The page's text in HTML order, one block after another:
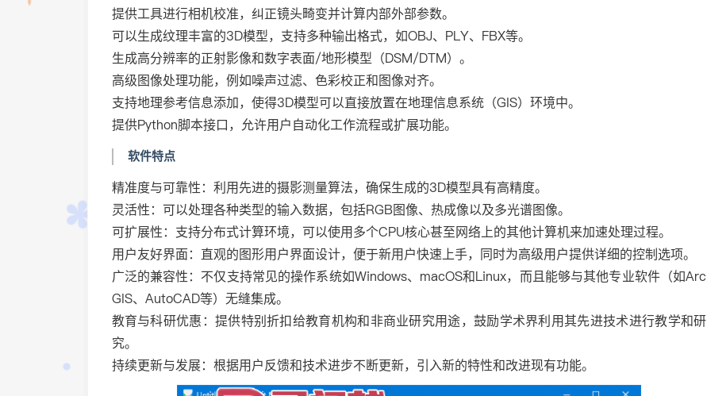
提供工具进行相机校准，纠正镜头畸变并计算内部外部参数。
可以生成纹理丰富的3D模型，支持多种输出格式，如OBJ、PLY、FBX等。
生成高分辨率的正射影像和数字表面/地形模型（DSM/DTM）。
高级图像处理功能，例如噪声过滤、色彩校正和图像对齐。
支持地理参考信息添加，使得3D模型可以直接放置在地理信息系统（GIS）环境中。
提供Python脚本接口，允许用户自动化工作流程或扩展功能。
软件特点
精准度与可靠性：利用先进的摄影测量算法，确保生成的3D模型具有高精度。
灵活性：可以处理各种类型的输入数据，包括RGB图像、热成像以及多光谱图像。
可扩展性：支持分布式计算环境，可以使用多个CPU核心甚至网络上的其他计算机来加速处理过程。
用户友好界面：直观的图形用户界面设计，便于新用户快速上手，同时为高级用户提供详细的控制选项。
广泛的兼容性：不仅支持常见的操作系统如Windows、macOS和Linux，而且能够与其他专业软件（如Arc
GIS、AutoCAD等）无缝集成。
教育与科研优惠：提供特别折扣给教育机构和非商业研究用途，鼓励学术界利用其先进技术进行教学和研
究。
持续更新与发展：根据用户反馈和技术进步不断更新，引入新的特性和改进现有功能。